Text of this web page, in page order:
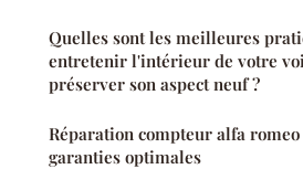
Quelles sont les meilleures
entretenir l'intérieur de votre
préserver son aspect neuf ?
Réparation compteur alfa romeo
garanties optimales